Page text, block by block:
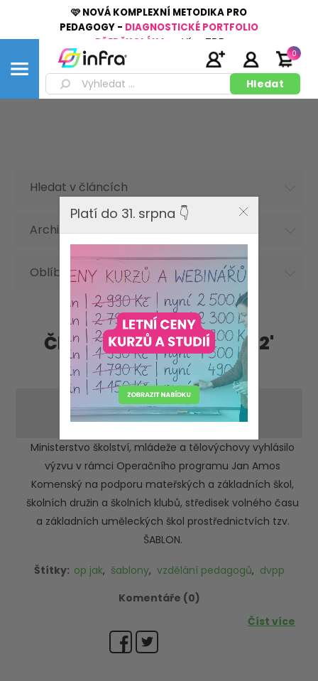
🩷 NOVÁ KOMPLEXNÍ METODIKA PRO
PEDAGOGY - DIAGNOSTICKÉ PORTFOLIO
PŘEDŠKOLÁKA
Více ZDE
0
Hledat v článcích
Archiv článků
Oblíbená hesla
Články - příspěvky '2022'
'květen'
Startují nové ŠABLONY z OP JAK
-neděle 29. května 2022
Ministerstvo školství, mládeže a tělovýchovy vyhlásilo
výzvu v rámci Operačního programu Jan Amos
Komenský na podporu mateřských a základních škol,
školních družin a školních klubů, středisek volného času
a základních uměleckých škol prostřednictvích tzv.
ŠABLON.
Štítky: op jak, šablony, vzdělání pedagogů, dvpp
Komentáře (0)
Číst více
Platí do 31. srpna 👇